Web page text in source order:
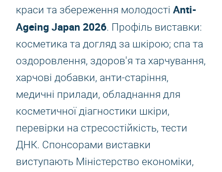
краси та збереження молодості Anti-
Ageing Japan 2026. Профіль виставки:
косметика та догляд за шкірою; спа та
оздоровлення, здоров'я та харчування,
харчові добавки, анти-старіння,
медичні прилади, обладнання для
косметичної діагностики шкіри,
перевірки на стресостійкість, тести
ДНК. Спонсорами виставки
виступають Міністерство економіки,